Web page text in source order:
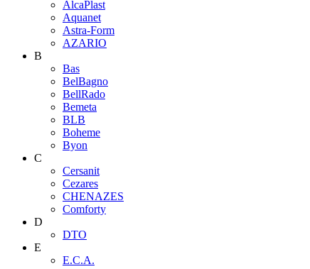
AlcaPlast
Aquanet
Astra-Form
AZARIO
B
Bas
BelBagno
BellRado
Bemeta
BLB
Boheme
Byon
C
Cersanit
Cezares
CHENAZES
Comforty
D
DTO
E
E.C.A.